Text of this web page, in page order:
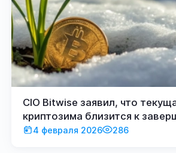
4 февраля 2026 286
CIO Bitwise заявил, что
криптозима близится к